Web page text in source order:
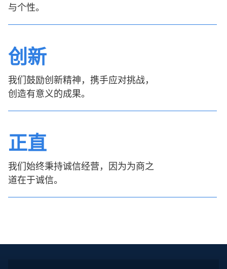
与个性。
创新
我们鼓励创新精神，携手应对挑战，
创造有意义的成果。
正直
我们始终秉持诚信经营，因为为商之
道在于诚信。